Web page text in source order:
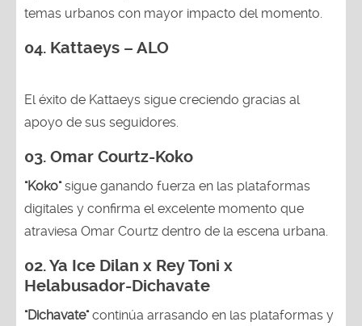
temas urbanos con mayor impacto del momento.
04. Kattaeys – ALO
El éxito de Kattaeys sigue creciendo gracias al
apoyo de sus seguidores.
03. Omar Courtz-Koko
"Koko"sigue ganando fuerza en las plataformas
digitales y confirma el excelente momento que
atraviesa Omar Courtz dentro de la escena urbana.
02.Ya Ice Dilan x Rey Toni x
Helabusador-Dichavate
"Dichavate"continúa arrasando en las plataformas y